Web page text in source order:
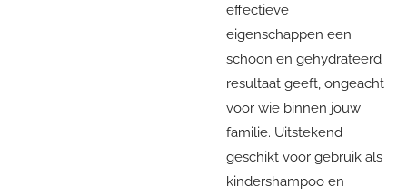
effectieve
eigenschappen een
schoon en gehydrateerd
resultaat geeft, ongeacht
voor wie binnen jouw
familie. Uitstekend
geschikt voor gebruik als
kindershampoo en